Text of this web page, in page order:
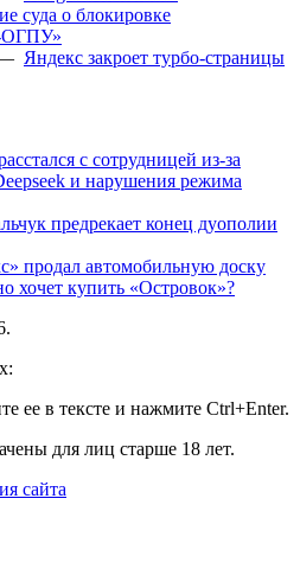
суда о блокировке
ОГПУ»
Яндекс закроет турбо-страницы
с сотрудницей из-за
и нарушения режима
предрекает конец дуополии
продал автомобильную доску
хочет купить «Островок»?
ее в тексте и нажмите Ctrl+Enter.
для лиц старше 18 лет.
сайта